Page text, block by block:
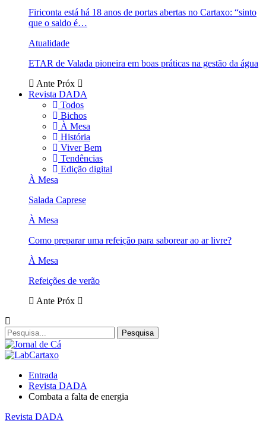
Firiconta está há 18 anos de portas abertas no Cartaxo: “sinto
que o saldo é…
Atualidade
ETAR de Valada pioneira em boas práticas na gestão da água
Ante Próx
Revista DADA
Todos
Bichos
À Mesa
História
Viver Bem
Tendências
Edição digital
À Mesa
Salada Caprese
À Mesa
Como preparar uma refeição para saborear ao ar livre?
À Mesa
Refeições de verão
Ante Próx
Entrada
Revista DADA
Combata a falta de energia
Revista DADA